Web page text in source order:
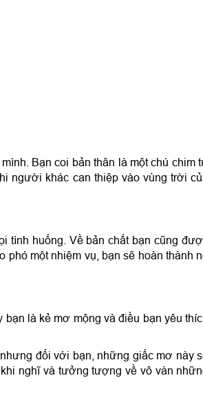
Bạn coi bản thân là một chú chim
người khác can thiệp vào vùng trời
tình huống. Về bản chất bạn cũng
một nhiệm vụ, bạn sẽ hoàn thành
là kẻ mơ mộng và điều bạn yêu
đối với bạn, những giấc mơ này
nghĩ và tưởng tượng về vô vàn